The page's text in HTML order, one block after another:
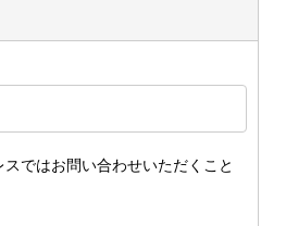
ではお問い合わせいただくこと